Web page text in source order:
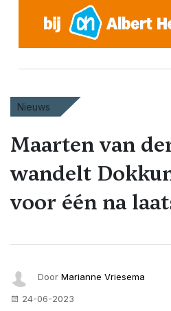
Nieuws
Maarten van
wandelt
voor één na
Door Marianne Vriesema
24-06-2023